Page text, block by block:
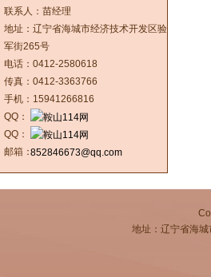
联系人：苗经理
地址：辽宁省海城市经济技术开发区验
军街265号
电话：0412-2580618
传真：0412-3363766
手机：15941266816
QQ：
QQ：
邮箱：852846673@qq.com
地址：辽宁省海